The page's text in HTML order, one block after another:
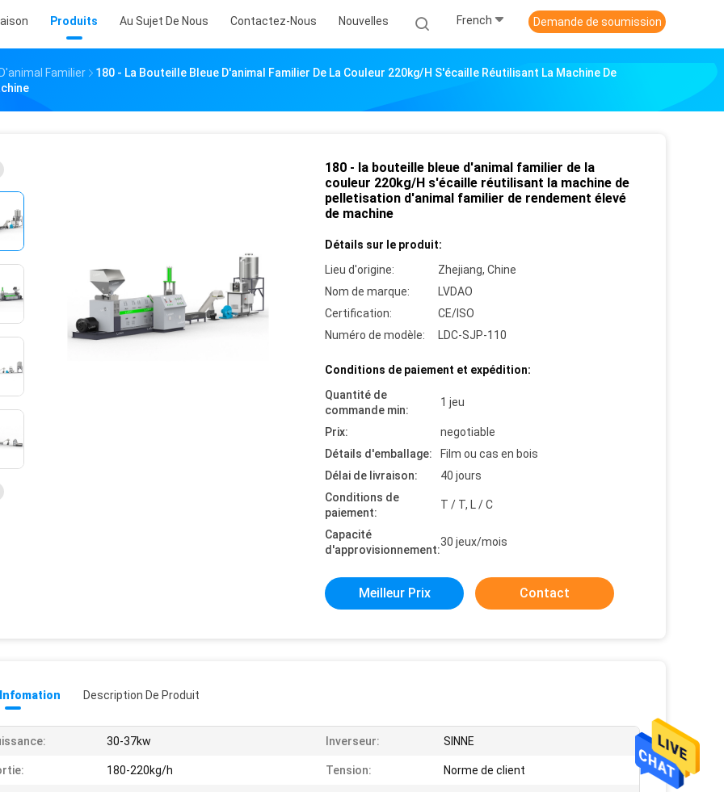
Produits Au Sujet De Nous Contactez-Nous Nouvelles French Demande de soumission
Familier
180 - La Bouteille Bleue D'animal Familier De La Couleur 220kg/H S'écaille Réutilisant La Machine De
180 - la bouteille bleue d'animal familier de la
couleur 220kg/H s'écaille réutilisant la machine de
pelletisation d'animal familier de rendement élevé
de machine
Détails sur le produit:
Lieu d'origine:
Zhejiang, Chine
Nom de marque:
LVDAO
Certification:
CE/ISO
Numéro de modèle:
LDC-SJP-110
Conditions de paiement et expédition:
Quantité de
commande min:
1 jeu
Prix:
negotiable
Détails d'emballage:
Film ou cas en bois
Délai de livraison:
40 jours
Conditions de
paiement:
T / T, L / C
Capacité
d'approvisionnement:
30 jeux/mois
Meilleur Prix Contact
Description De Produit
30-37kw Inverseur: SINNE
180-220kg/h Tension: Norme de client